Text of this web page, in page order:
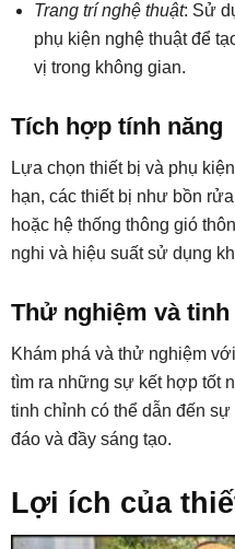
Trang trí nghệ thuật: Sử
phụ kiện nghệ thuật để
vị trong không gian.
Tích hợp tính năng
Lựa chọn thiết bị và phụ
hạn, các thiết bị như bồn
hoặc hệ thống thông gió
nghi và hiệu suất sử dụng
Thử nghiệm và tinh
Khám phá và thử nghiệm
tìm ra những sự kết hợp tốt
tinh chỉnh có thể dẫn đến
đáo và đầy sáng tạo.
Lợi ích của